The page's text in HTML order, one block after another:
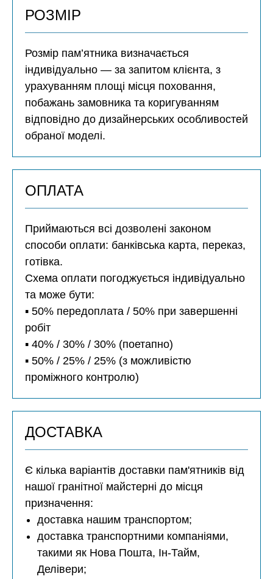
РОЗМІР
Розмір пам’ятника визначається
індивідуально — за запитом клієнта, з
урахуванням площі місця поховання,
побажань замовника та коригуванням
відповідно до дизайнерських особливостей
обраної моделі.
ОПЛАТА
Приймаються всі дозволені законом
способи оплати: банківська карта, переказ,
готівка.
Схема оплати погоджується індивідуально
та може бути:
▪️ 50% передоплата / 50% при завершенні
робіт
▪️ 40% / 30% / 30% (поетапно)
▪️ 50% / 25% / 25% (з можливістю
проміжного контролю)
ДОСТАВКА
Є кілька варіантів доставки пам'ятників від
нашої гранітної майстерні до місця
призначення:
доставка нашим транспортом;
доставка транспортними компаніями,
такими як Нова Пошта, Ін-Тайм,
Делівери;